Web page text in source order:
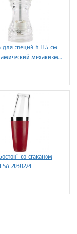
специй h 11.5 см
механизм
со стаканом
2030224